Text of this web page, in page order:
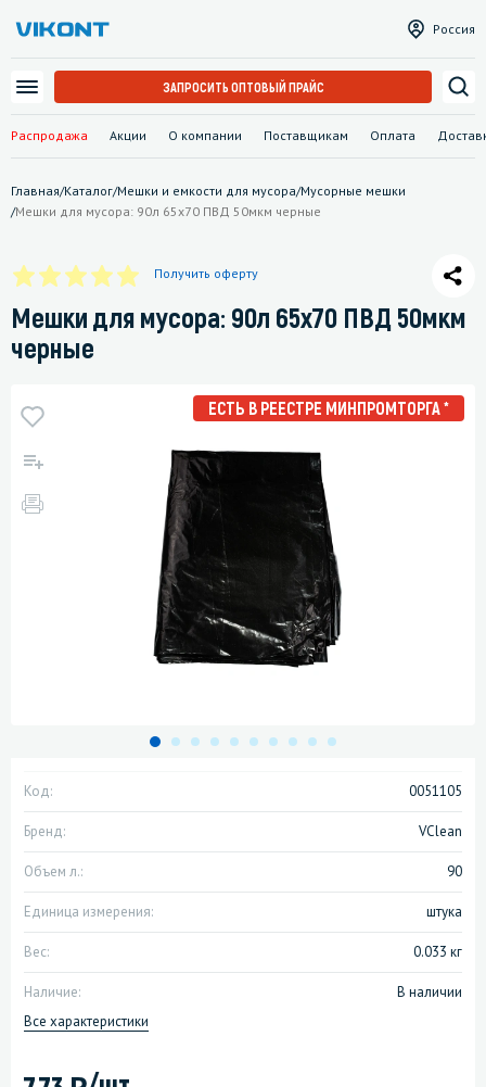
Распродажа Акции О компании Поставщикам Оплата
Россия
ЗАПРОСИТЬ ОПТОВЫЙ ПРАЙС
Главная/Каталог/Мешки и емкости для мусора/Мусорные мешки
/Мешки для мусора: 90л 65х70 ПВД 50мкм черные
Получить оферту
Мешки для мусора: 90л 65х70 ПВД 50мкм
черные
ЕСТЬ В РЕЕСТРЕ МИНПРОМТОРГА *
Код: 0051105
Бренд: VClean
Объем л.: 90
Единица измерения: штука
Вес: 0.033 кг
Наличие:
В наличии
Все характеристики